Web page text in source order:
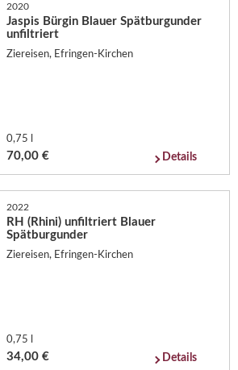
2020
Jaspis Bürgin Blauer Spätburgunder
unfiltriert
Ziereisen, Efringen-Kirchen
0,75 l
70,00 € Details
2022
RH (Rhini) unfiltriert Blauer
Spätburgunder
Ziereisen, Efringen-Kirchen
0,75 l
34,00 € Details